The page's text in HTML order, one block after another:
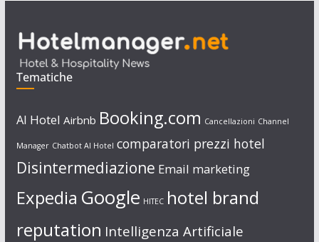
Tematiche
AI Hotel Airbnb Booking.com Cancellazioni Channel
Manager Chatbot AI Hotel comparatori prezzi hotel
Disintermediazione Email marketing
Expedia Google HITEC hotel brand
reputation Intelligenza Artificiale